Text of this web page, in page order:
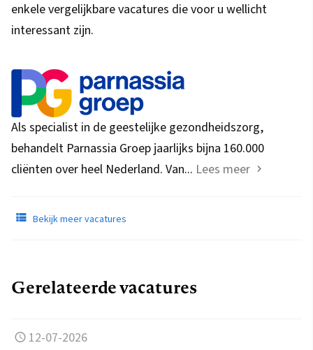
enkele vergelijkbare vacatures die voor u wellicht
interessant zijn.
Als specialist in de geestelijke gezondheidszorg,
behandelt Parnassia Groep jaarlijks bijna 160.000
cliënten over heel Nederland. Van... Lees meer
Bekijk meer vacatures
Gerelateerde vacatures
12-07-2026